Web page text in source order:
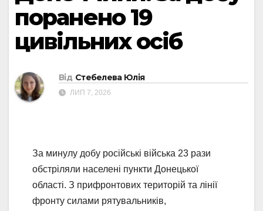
поранено 19
цивільних осіб
Від Стебелева Юлія
ЛИП 7, 2026
За минулу добу російські війська 23 рази
обстріляли населені пункти Донецької
області. З прифронтових територій та лінії
фронту силами рятувальників,